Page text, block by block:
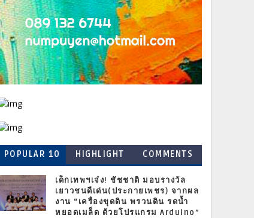
POPULAR 10 HIGHLIGHT COMMENTS
เด็กเทพฯเจ๋ง! ชัชชาติ มอบรางวัล
เยาวชนดีเด่น(ประกายเพชร) จากผล
งาน “เครื่องขุดดิน พรวนดิน รดน้ำ
หยอดเมล็ด ด้วยโปรแกรม Arduino”